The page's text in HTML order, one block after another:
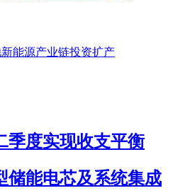
能源产业链投资扩产
季度实现收支平衡
储能电芯及系统集成